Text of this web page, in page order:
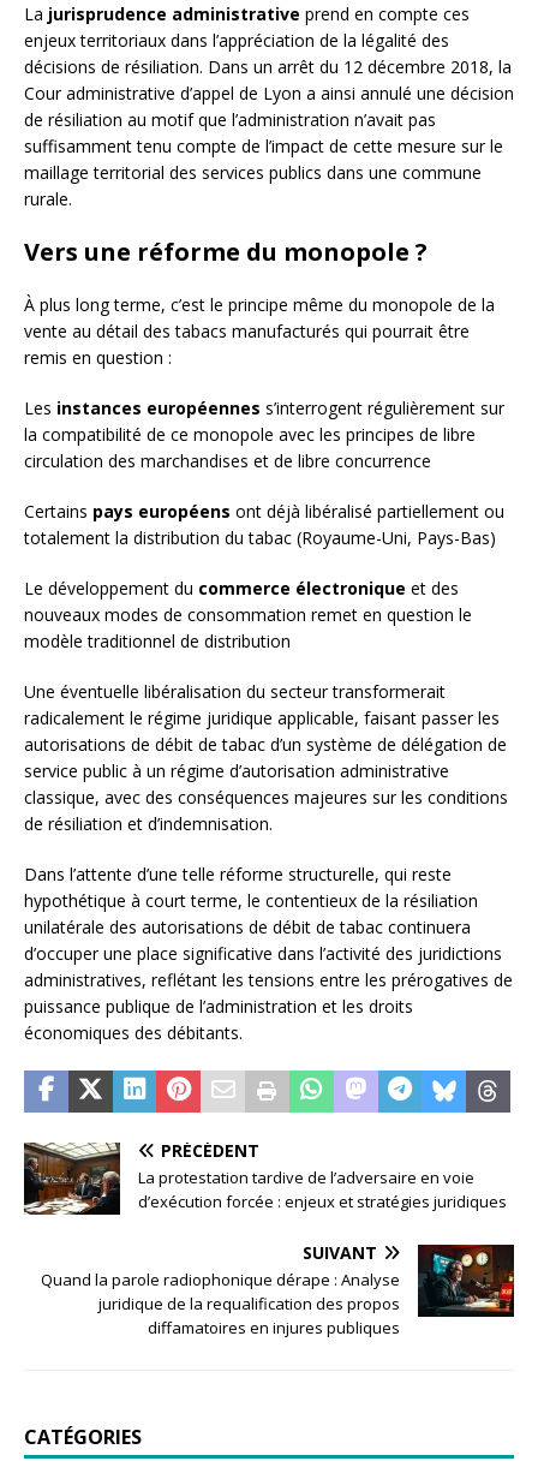
La jurisprudence administrative prend en compte ces
enjeux territoriaux dans l’appréciation de la légalité des
décisions de résiliation. Dans un arrêt du 12 décembre 2018, la
Cour administrative d’appel de Lyon a ainsi annulé une décision
de résiliation au motif que l’administration n’avait pas
suffisamment tenu compte de l’impact de cette mesure sur le
maillage territorial des services publics dans une commune
rurale.
Vers une réforme du monopole ?
À plus long terme, c’est le principe même du monopole de la
vente au détail des tabacs manufacturés qui pourrait être
remis en question :
Les instances européennes s’interrogent régulièrement sur
la compatibilité de ce monopole avec les principes de libre
circulation des marchandises et de libre concurrence
Certains pays européens ont déjà libéralisé partiellement ou
totalement la distribution du tabac (Royaume-Uni, Pays-Bas)
Le développement du commerce électronique et des
nouveaux modes de consommation remet en question le
modèle traditionnel de distribution
Une éventuelle libéralisation du secteur transformerait
radicalement le régime juridique applicable, faisant passer les
autorisations de débit de tabac d’un système de délégation de
service public à un régime d’autorisation administrative
classique, avec des conséquences majeures sur les conditions
de résiliation et d’indemnisation.
Dans l’attente d’une telle réforme structurelle, qui reste
hypothétique à court terme, le contentieux de la résiliation
unilatérale des autorisations de débit de tabac continuera
d’occuper une place significative dans l’activité des juridictions
administratives, reflétant les tensions entre les prérogatives de
puissance publique de l’administration et les droits
économiques des débitants.
PRÉCÉDENT
La protestation tardive de l’adversaire en voie
d’exécution forcée : enjeux et stratégies juridiques
SUIVANT
Quand la parole radiophonique dérape : Analyse
juridique de la requalification des propos
diffamatoires en injures publiques
CATÉGORIES